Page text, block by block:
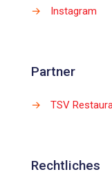
→
Instagram
Partner
→ TSV
Rechtliches